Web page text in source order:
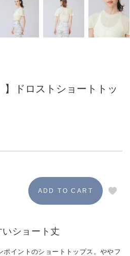
】ドロストショートトッ
ショート丈
ポイントのショートトップス。ややフ